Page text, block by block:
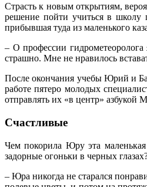
Страсть к новым открытиям,
решение пойти учиться в школу
прибывшая туда из маленького
– О профессии
страшно. Мне не нравилось
После окончания учебы Юрий и
работе пятеро молодых
отправлять их «в центр» азбукой
Счастливые
Чем покорила Юру эта
задорные огоньки в черных
– Юра никогда не старался